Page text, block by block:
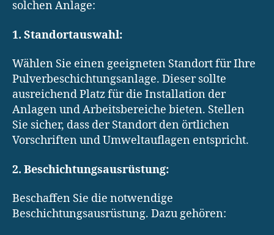
solchen Anlage:
1. Standortauswahl:
Wählen Sie einen geeigneten Standort für Ihre
Pulverbeschichtungsanlage. Dieser sollte
ausreichend Platz für die Installation der
Anlagen und Arbeitsbereiche bieten. Stellen
Sie sicher, dass der Standort den örtlichen
Vorschriften und Umweltauflagen entspricht.
2. Beschichtungsausrüstung:
Beschaffen Sie die notwendige
Beschichtungsausrüstung. Dazu gehören: